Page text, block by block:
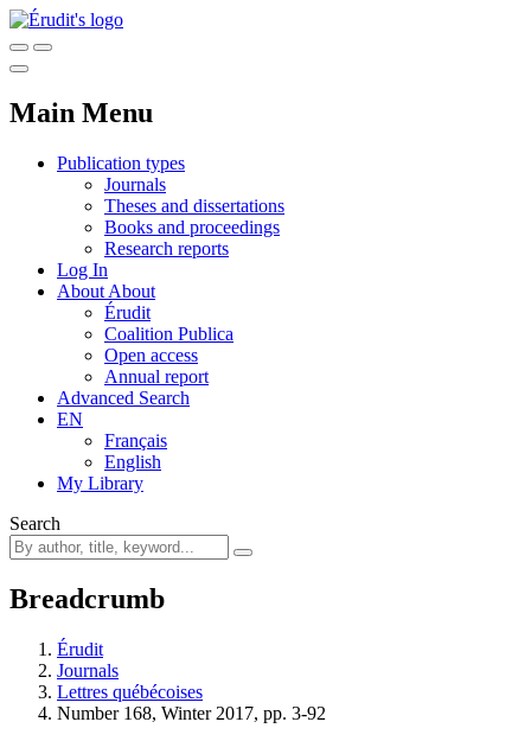
Main Menu
Publication types
Journals
Theses and dissertations
Books and proceedings
Research reports
Log In
About About
Érudit
Coalition Publica
Open access
Annual report
Advanced Search
EN
Français
English
My Library
Search
Breadcrumb
Érudit
Journals
Lettres québécoises
Number 168, Winter 2017, pp. 3-92